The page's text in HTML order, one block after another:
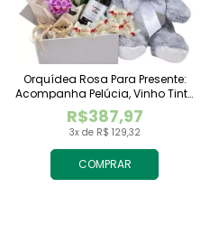
COMPRAR
3x de R$ 129,32
R$387,97
Orquídea Rosa Para Presente:
Acompanha Pelúcia, Vinho Tinto
Importado E Chocolate
Raffaello